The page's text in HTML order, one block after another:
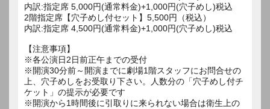
内訳:指定席 5,000円(通常料金)+1,000円(穴子めし)税込
2階指定席【穴子めし付セット】5,500円（税込）
内訳:指定席 4,500円(通常料金)+1,000円(穴子めし)税込
【注意事項】
※各公演日2日前正午までの受付
※開演30分前～開演までに劇場1階スタッフにお問合せの
上、穴子めしをお受取り下さい。人数分の「穴子めし付チ
ケット」の提示が必要です
※開演から1時間後に引取りに来られない場合は衛生上の